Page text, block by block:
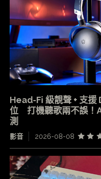
Head-Fi 級靚聲 + 支
位 打機聽歌兩不誤！
測
影音 2026-08-08